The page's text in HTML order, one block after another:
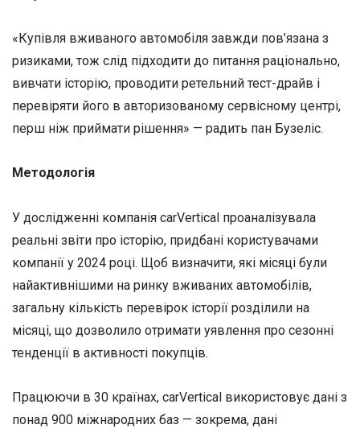
«Купівля вживаного автомобіля завжди пов’язана з
ризиками, тож слід підходити до питання раціонально,
вивчати історію, проводити ретельний тест-драйв і
перевіряти його в авторизованому сервісному центрі,
перш ніж приймати рішення» — радить пан Бузеліс.
Методологія
У дослідженні компанія carVertical проаналізувала
реальні звіти про історію, придбані користувачами
компанії у 2024 році. Щоб визначити, які місяці були
найактивнішими на ринку вживаних автомобілів,
загальну кількість перевірок історії розділили на
місяці, що дозволило отримати уявлення про сезонні
тенденції в активності покупців.
Працюючи в 30 країнах, carVertical використовує дані з
понад 900 міжнародних баз — зокрема, дані